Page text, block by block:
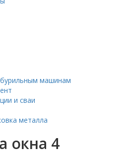
машинам
и сваи
металла
окна 4